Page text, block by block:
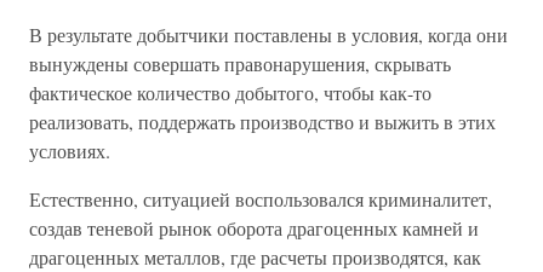
В результате добытчики поставлены в условия, когда они
вынуждены совершать правонарушения, скрывать
фактическое количество добытого, чтобы как-то
реализовать, поддержать производство и выжить в этих
условиях.
Естественно, ситуацией воспользовался криминалитет,
создав теневой рынок оборота драгоценных камней и
драгоценных металлов, где расчеты производятся, как